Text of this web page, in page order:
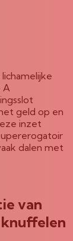
A
geld op en
inzet
dalen met
van